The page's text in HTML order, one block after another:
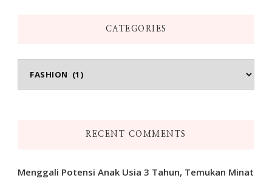
CATEGORIES
RECENT COMMENTS
Menggali Potensi Anak Usia 3 Tahun, Temukan Minat